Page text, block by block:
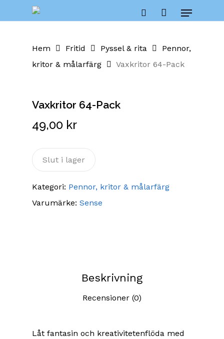
Menu
Cart Close
Hem Fritid Pyssel & rita
Pennor,
kritor & målarfärg
Vaxkritor 64-Pack
Vaxkritor 64-Pack
49,00 kr
Slut i lager
Kategori: Pennor, kritor & målarfärg
Varumärke: Sense
Beskrivning
Recensioner (0)
Låt fantasin och kreativitetenflöda med